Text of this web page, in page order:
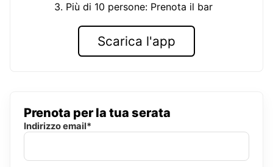
3. Più di 10 persone: Prenota il bar
Scarica l'app
Prenota per la tua serata
Indirizzo email*